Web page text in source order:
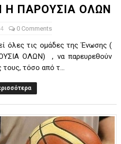
Η ΠΑΡΟΥΣΙΑ ΟΛΩΝ
0 Comments
όλες τις ομάδες της Ένωσης (
ΟΛΩΝ) , να παρευρεθούν
τόσο από τ...